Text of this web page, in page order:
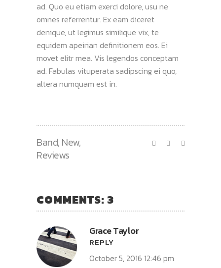
ad. Quo eu etiam exerci dolore, usu ne
omnes referrentur. Ex eam diceret
denique, ut legimus similique vix, te
equidem apeirian definitionem eos. Ei
movet elitr mea. Vis legendos conceptam
ad. Fabulas vituperata sadipscing ei quo,
altera numquam est in.
Band, New,
Reviews
COMMENTS: 3
Grace Taylor
REPLY
October 5, 2016 12:46 pm